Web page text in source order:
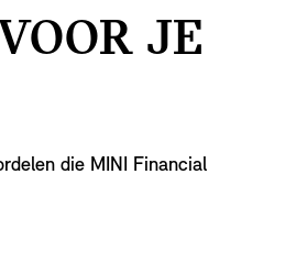
JE
die MINI Financial